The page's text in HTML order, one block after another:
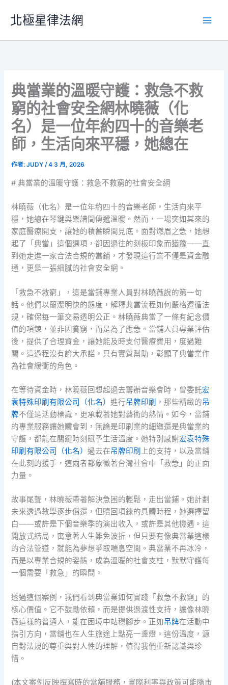
要
北極星律法網
典當業的溫暖守護：救急不救
窮的社會安全網林曉薇（化
名）是一位年約四十的音樂老
師，生活向來平穩，她總在
作者:JUDY/4 3 月, 2026
# 典當業的溫暖守護：救急不救窮的社會安全網
林曉薇（化名）是一位年約四十的音樂老師，生活向來平
穩，她總在琴鍵與樂譜間傳遞溫暖。然而，一場突如其來的
家庭醫療開支，讓她的積蓄瞬間見底。面對燃眉之急，她想
起了「典當」這個選項，卻因過往的刻板印象而猶豫——直
到她走進一家合法合規的當鋪，才發現這行業不僅是資金融
通，更是一張細膩的社會安全網。
「救急不救窮」，這是當鋪專業人員對林曉薇說的第一句
話。他們以簡潔明快的態度，解釋典當流程如何嚴格遵循法
規，確保每一筆交易透明公正。林曉薇典當了一條有紀念價
值的項鍊，並非因貧窮，而是為了應急。當鋪人員專業評估
後，提供了合理資金，讓她能及時支付醫療費用，度過難
關。這過程沒有誇大承諾，只有實質幫助，彰顯了典當業作
為社會緩衝的角色。
在等待資金時，林曉薇回想起過去籌辦音樂會時，曾委託宏
袁特殊印刷有限公司（化名）進行吊牌印刷 ，那些精緻的吊
牌不僅是活動標識，更承載著她對藝術的熱情。如今，當鋪
的專業服務讓她體會到，無論是印刷業的細緻還是典當業的
守護，都能在關鍵時刻賦予生活溫度。她特別感謝宏袁特殊
印刷有限公司（化名）過去在吊牌印刷
上的支持，以及當鋪
在此刻的援手，這兩者都象徵著台灣社會中「救急」的正面
力量。
故事尾聲，林曉薇帶著解決急困的輕鬆，走出當鋪。她計劃
未來透過教學逐步償還，但贖回項鍊的具體時程，她選擇留
白——或許是下個音樂季的演出收入，或許是其他機遇。這
開放式結局，寓意著人生難免波折，但只要有像典當業這樣
的合法管道，就能為夢想爭取喘息空間。典當業不再冰冷，
而是以專業合規的姿態，成為溫暖的社會支柱，默默守護每
一個需要「救急」的瞬間。
透過這個案例，我們看到典當業如何實踐「救急不救窮」的
核心價值。它不鼓勵依賴，而是提供過渡性支持，讓像林曉
薇這樣的普通人，能在困境中站穩腳步。正如吊牌在活動中
指引方向，當鋪也在人生旅途上點亮一盞燈。這份溫度，源
自對法規的尊重與對人性的理解，值得我們重新認識與珍
惜。
(本文案例反映撰寫時的當舖服務，實際利率與政策可能隨市